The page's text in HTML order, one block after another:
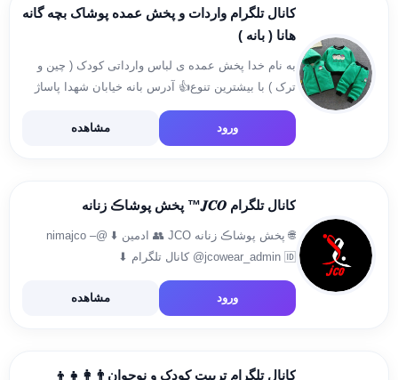
کانال تلگرام واردات و پخش عمده پوشاک بچه گانه
هانا ( بانه )
به نام خدا پخش عمده ی لباس وارداتی کودک ( چین و
ترک ) با بیشترین تنوع👍 آدرس بانه خیابان شهدا پاساژ
ورود مشاهده
کانال تلگرام 𝑱𝑪𝑶™️ پخش پوشاڪ زنانه
🌐 پخش پوشاڪ زنانه JCO 👥 ادمین ⬇️ @nimajco –
@jcowear_admin 🆔 کانال تلگرام ⬇
https://instagram.com/jco_wear1 –
ورود مشاهده
کانال تلگرام تربیت کودک و نوجوان⁦👨‍👩‍👧‍👦